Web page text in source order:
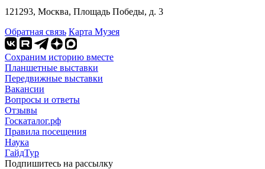
121293, Москва, Площадь Победы, д. 3
Обратная связь Карта Музея
Сохраним историю вместе
Планшетные выставки
Передвижные выставки
Вакансии
Вопросы и ответы
Отзывы
Госкаталог.рф
Правила посещения
Наука
ГайдТур
Подпишитесь на рассылку